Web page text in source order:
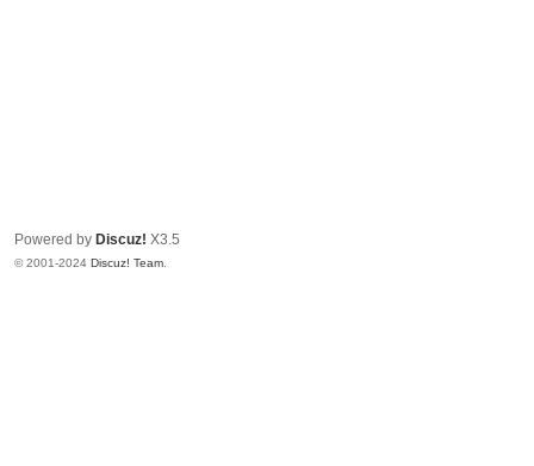
Powered by Discuz! X3.5
© 2001-2024 Discuz! Team